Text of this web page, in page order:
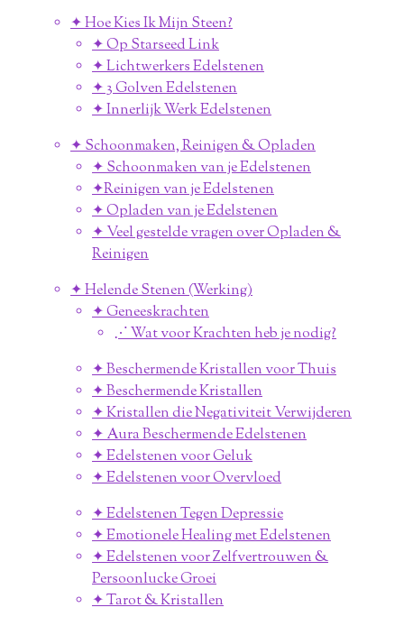
✦ Hoe Kies Ik Mijn Steen?
✦ Op Starseed Link
✦ Lichtwerkers Edelstenen
✦ 3 Golven Edelstenen
✦ Innerlijk Werk Edelstenen
✦ Schoonmaken, Reinigen & Opladen
✦ Schoonmaken van je Edelstenen
✦Reinigen van je Edelstenen
✦ Opladen van je Edelstenen
✦ Veel gestelde vragen over Opladen &
Reinigen
✦ Helende Stenen (Werking)
✦ Geneeskrachten
⋰ Wat voor Krachten heb je nodig?
✦ Beschermende Kristallen voor Thuis
✦ Beschermende Kristallen
✦ Kristallen die Negativiteit Verwijderen
✦ Aura Beschermende Edelstenen
✦ Edelstenen voor Geluk
✦ Edelstenen voor Overvloed
✦ Edelstenen Tegen Depressie
✦ Emotionele Healing met Edelstenen
✦ Edelstenen voor Zelfvertrouwen &
Persoonlucke Groei
✦ Tarot & Kristallen